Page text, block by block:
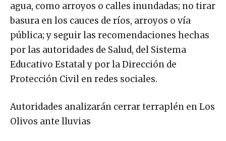
agua, como arroyos o calles inundadas; no tirar
basura en los cauces de ríos, arroyos o vía
pública; y seguir las recomendaciones hechas
por las autoridades de Salud, del Sistema
Educativo Estatal y por la Dirección de
Protección Civil en redes sociales.
Autoridades analizarán cerrar terraplén en Los
Olivos ante lluvias